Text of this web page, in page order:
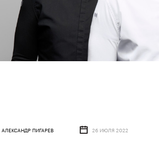
АЛЕКСАНДР ПИГАРЕВ 26 ИЮЛЯ 2022